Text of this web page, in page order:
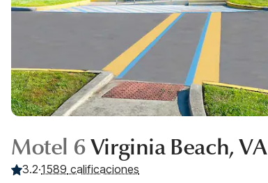
Motel 6Virginia Beach, VA
3.2·1589 calificaciones